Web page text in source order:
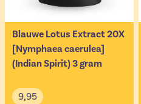
Blauwe Lotus Extract 20X
[Nymphaea caerulea]
(Indian Spirit) 3 gram
9,95